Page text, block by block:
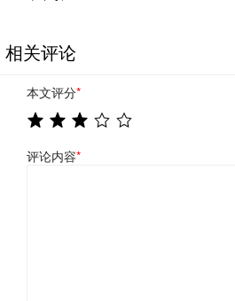
相关评论
本文评分*
评论内容*